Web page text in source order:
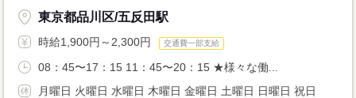
東京都品川区/五反田駅
時給1,900円～2,300円 交通費一部支給
08：45〜17：15 11：45〜20：15 ★様々な働...
月曜日 火曜日 水曜日 木曜日 金曜日 土曜日 日曜日 祝日